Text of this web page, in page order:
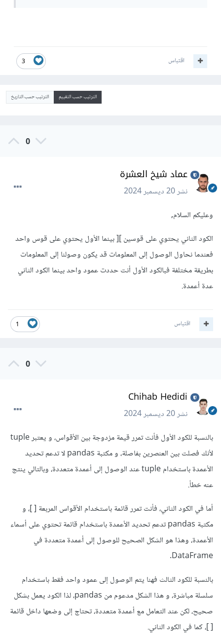
3 اقتباس
الترتيب حسب التقييم الترتيب حسب التاريخ
0
عماد شيخ العشرة
نشر20 ديسمبر 2024
وعليكم السلام,
الكود الثاني يحتوي على قوسين ][ بينما الأول يحتوي على قوس واحد
فعندما نحاول الوصول إلى المعلومات قد يكون وصولنا إلى المعلومات
بطريقة مختلفة فبالكود الأول أنت حددت عمود واحد بينما الكود الثاني
عدة أعمدة.
1 اقتباس
0
Chihab Hedidi
نشر20 ديسمبر 2024
بالنسبة للكود الأول فأنت تمرر قيمة مزدوجة بين الأقواس، و يعتبر tuple
لأنك فصلت بين العنصرين بفاصلة، و مكتبة pandas لا تدعم تحديد
الأعمدة باستخدام tuple عند الوصول إلى أعمدة متعددة، وبالتالي ينتج
عنه خطأ.
أما في الكود الثاني، فأنت تمرر قائمة باستخدام الأقواس المربعة [ ]، و
مكتبة pandas تدعم تحديد الأعمدة باستخدام قائمة تحتوي على أسماء
الأعمدة، وهذا هو الشكل الصحيح للوصول إلى أعمدة متعددة في
DataFrame.
بالنسبة للكود الثالث فهنا يتم الوصول إلى عمود واحد فقط باستخدام
سلسلة مباشرة، و هذا الشكل مدعوم من pandas، لذا الكود يعمل بشكل
صحيح، لكن عند التعامل مع أعمدة متعددة، تحتاج إلى وضعها داخل قائمة
[ ]، كما في الكود الثاني.